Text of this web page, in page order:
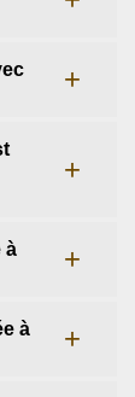
à
à